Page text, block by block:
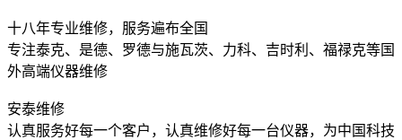
十八年专业维修，服务遍布全国
专注泰克、是德、罗德与施瓦茨、力科、吉时利、福禄克等国
外高端仪器维修
安泰维修
认真服务好每一个客户，认真维修好每一台仪器，为中国科技